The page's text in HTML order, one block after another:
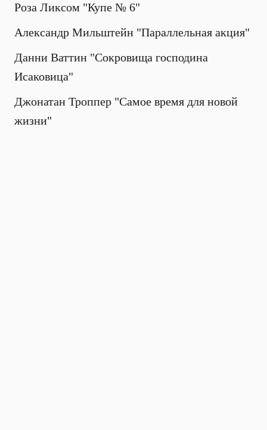
Роза Ликсом "Купе № 6"
Александр Мильштейн "Параллельная акция"
Данни Ваттин "Сокровища господина
Исаковица"
Джонатан Троппер "Самое время для новой
жизни"